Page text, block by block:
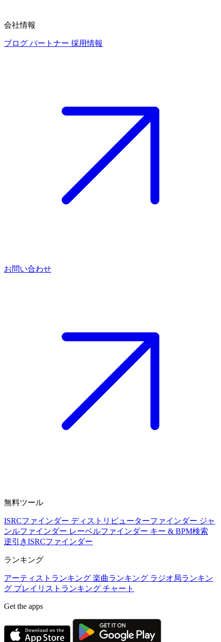
会社情報
ブログ パートナー 採用情報
お問い合わせ
無料ツール
ISRCファインダー ディストリビューターファインダー ジャ
ンルファインダー レーベルファインダー キー & BPM検索
逆引きISRCファインダー
ランキング
アーティストランキング 楽曲ランキング ラジオ局ランキン
グ プレイリストランキング チャート
Get the apps